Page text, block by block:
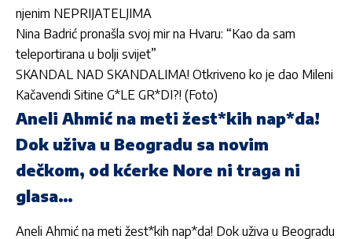
njenim NEPRIJATELJIMA
Nina Badrić pronašla svoj mir na Hvaru: “Kao da sam
teleportirana u bolji svijet”
SKANDAL NAD SKANDALIMA! Otkriveno ko je dao Mileni
Kačavendi Sitine G*LE GR*DI?! (Foto)
Aneli Ahmić na meti žest*kih nap*da!
Dok uživa u Beogradu sa novim
dečkom, od kćerke Nore ni traga ni
glasa…
Aneli Ahmić na meti žest*kih nap*da! Dok uživa u Beogradu